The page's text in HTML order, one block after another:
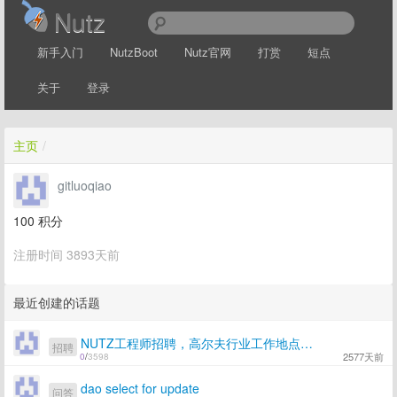
Nutz
新手入门 NutzBoot Nutz官网 打赏 短点
关于 登录
主页 /
gitluoqiao
100 积分
注册时间 3893天前
最近创建的话题
0/3598 2577天前
招聘 NUTZ工程师招聘，高尔夫行业工作地点上海嘉定
问答 dao select for update